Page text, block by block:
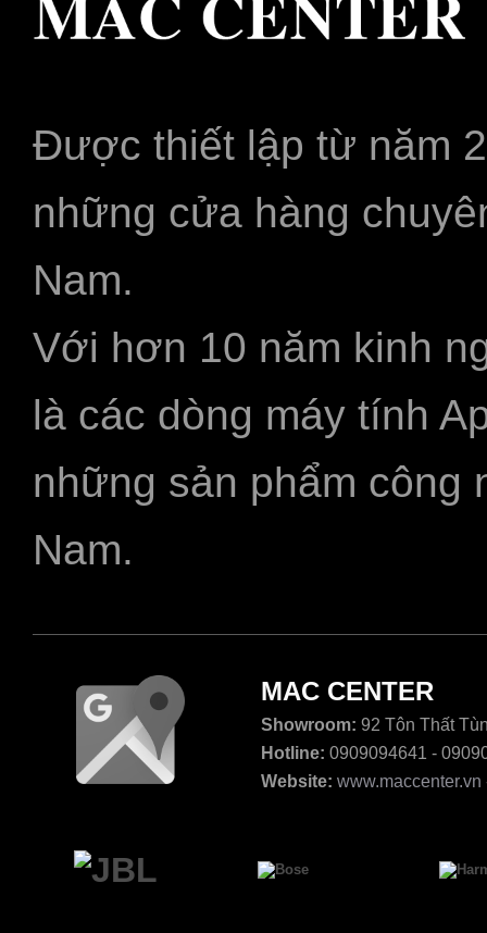
Được thiết lập từ năm
những cửa hàng
Nam.
Với hơn 10 năm kinh
là các dòng máy tính
những sản phẩm công
Nam.
MAC CENTER
Showroom: 92 Tôn Thất
Hotline: 0909094641 -
Website: www.maccenter.vn